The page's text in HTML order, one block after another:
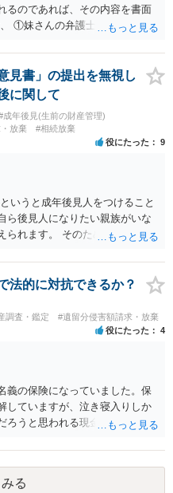
るのであれば、その内容を書面
①妹さんの弁護士に対して、連
した合意書等の書面を作成して
をしっかり確認する。納得でき
修正を求める。 なお、相続に
確認する旨を記載してもらいま
は終了となります。 ③合意書等
署名捺印する。 という流れで
相談して確認してもらうので
宛であることについて 代理人弁
くあることです。 問題ないと思
見書」の提出を無視し
に関して
成年後見(生前の財産管理)
放棄 #相続放棄
役にたった 9
いうと成年後見人をつけること
ら後見人になりたい親族がいな
られます。 そのため、ご相談の
見人の財産の処分等に関して、
ます。 また、お祖母さんがお亡
能性がありますが、 その場合は
） 完全に拒否する方法はないか
いとのことでしたら、親族の意
ば良いかも知れません。 後見人
あえて連絡をしてくる可能性
になさってください。
法的に対抗できるか？
調査・鑑定 #遺留分侵害額請求・放棄
役にたった 4
義の保険になっていました。保
していますが、泣き寝入りしか
ろうと思われる現金の引き出し
のですが、遺産全体での保険金
で、保険金が掛け金の額と同様
分の対象となる可能性がありま
る